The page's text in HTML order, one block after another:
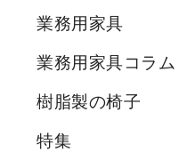
業務用家具
業務用家具コラム
樹脂製の椅子
特集